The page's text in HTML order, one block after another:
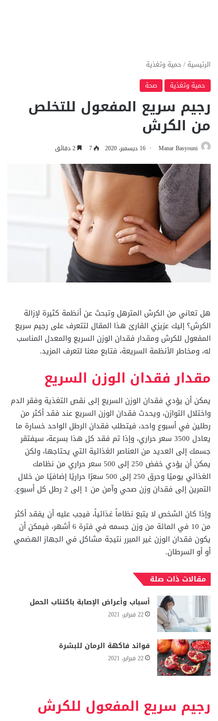
الرئيسية / حمية وتغذية
حمية وتغذية
صحة
رجيم سريع المفعول للتخلص
من الكرش
Manar Basyouni 16 ديسمبر، 2020 7
هل تعاني من الكرش المترهل وتبحث عن أنظمة كثيرة لإزالة
الكرش؟ إليك عزيزي القارئ هذا المقال لتتعرف على رجيم سريع
المفعول للكرش ومقدار فقدان الوزن السريع والمعدل المناسب
له، ومخاطر الأنظمة السريعة، فتابع معنا لتعرف المزيد.
مقدار فقدان الوزن السريع
يمكن أن يؤدي فقدان الوزن السريع إلى نقص التغذية وفقر الدم
واختلال التوازن، ويحدث فقدان الوزن السريع عند فقد أكثر من
رطلين في أسبوع واحد، فيتطلب فقدان الرطل الواحد خسارة ما
يعادل 3500 سعر حراري، وإذا تم فقد كل هذا بسرعة، سيفتقر
جسمك إلى العديد من العناصر الغذائية التي يحتاجها، ولكن
يمكن أن يؤدي خفض 250 إلى 500 سعر حراري من نظامك
الغذائي يوميًا وحرق 250 إلى 500 سعرًا حراريًا إضافيًا من خلال
التمرين إلى فقدان وزن صحي وآمن من 1 إلى 2 رطل كل أسبوع.
وإذا كان الشخص لا يتبع نظاماً غذائياً، فيجب عليه أن يفقد أكثر
من 10 في المائة من وزن جسمه في فترة 6 أشهر، فيمكن أن
يكون فقدان الوزن غير المبرر نتيجة مشاكل في الجهاز الهضمي
أو أو السرطان.
مقالات ذات صلة
أسباب وأعراض الإصابة باكتئاب الحمل
22 فبراير، 2021
فوائد فاكهة الرمان للبشرة
22 فبراير، 2021
رجيم سريع المفعول للكرش